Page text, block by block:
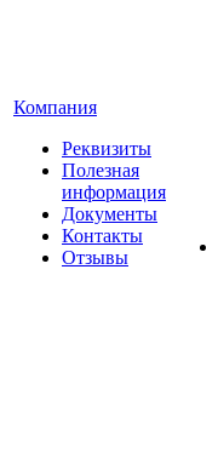
Компания
Реквизиты
Полезная
информация
Документы
Контакты
Отзывы